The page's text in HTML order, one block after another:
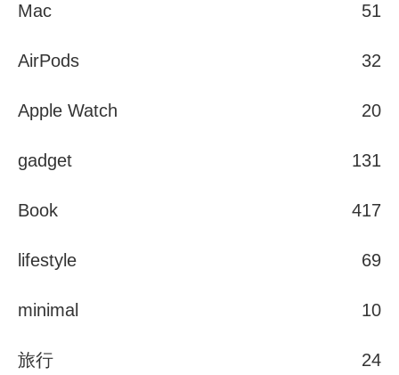
Mac 51
AirPods 32
Apple Watch 20
gadget 131
Book 417
lifestyle 69
minimal 10
旅行 24